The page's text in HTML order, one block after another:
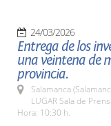
24/03/2026
Entrega de los
una veintena de
provincia.
Salamanca
LUGAR Sala de
Hora: 10:30 h.